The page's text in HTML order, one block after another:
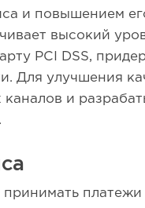
и повышением
высокий
PCI DSS,
Для улучшения
и
принимать платежи